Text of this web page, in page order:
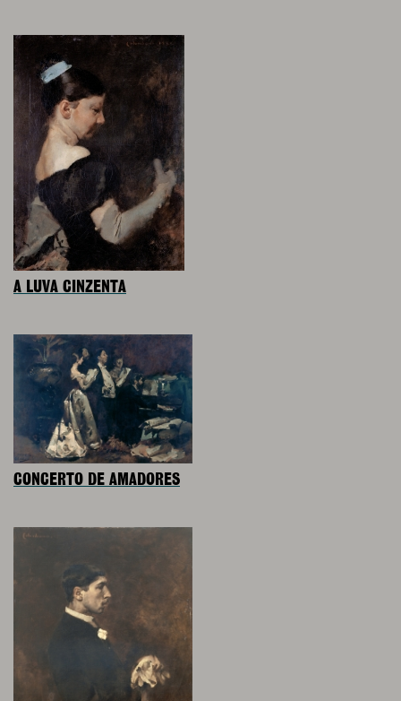
A LUVA CINZENTA
CONCERTO DE AMADORES